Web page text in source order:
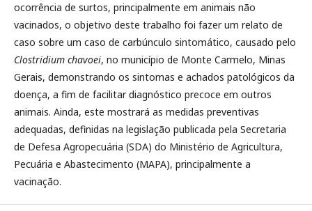
ocorrência de surtos, principalmente em animais não
vacinados, o objetivo deste trabalho foi fazer um relato de
caso sobre um caso de carbúnculo sintomático, causado pelo
Clostridium chavoei, no município de Monte Carmelo, Minas
Gerais, demonstrando os sintomas e achados patológicos da
doença, a fim de facilitar diagnóstico precoce em outros
animais. Ainda, este mostrará as medidas preventivas
adequadas, definidas na legislação publicada pela Secretaria
de Defesa Agropecuária (SDA) do Ministério de Agricultura,
Pecuária e Abastecimento (MAPA), principalmente a
vacinação.